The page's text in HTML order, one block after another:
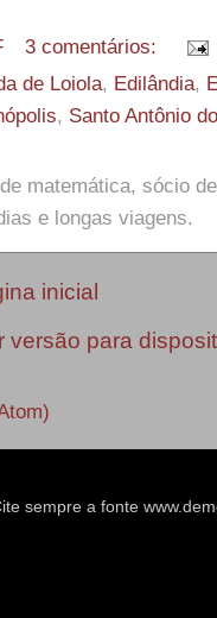
3 comentários:
de Loiola, Edilândia,
, Santo Antônio
matemática, sócio
e longas viagens.
inicial
versão para
sempre a fonte